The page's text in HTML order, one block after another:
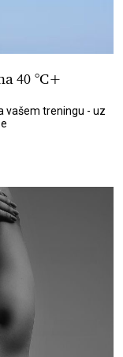
40 °C+
vašem treningu - uz